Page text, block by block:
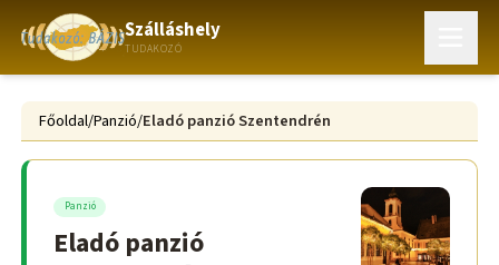
Szálláshely
TUDAKOZÓ
Főoldal/Panzió/Eladó panzió Szentendrén
Panzió
Eladó panzió